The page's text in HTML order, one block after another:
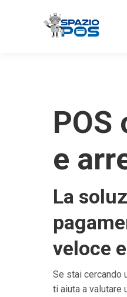
POS
e
La
veloce
Se stai cercando
ti aiuta a valutare